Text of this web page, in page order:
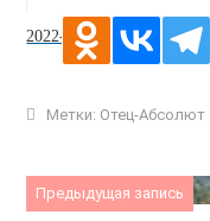
2022-01-18
Метки: Отец-Абсолют
Предыдущая запись